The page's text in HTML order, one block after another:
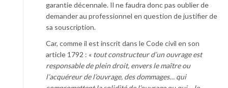
garantie décennale. Il ne faudra donc pas oublier de
demander au professionnel en question de justifier de
sa souscription.
Car, comme il est inscrit dans le Code civil en son
article 1792 : « tout constructeur d’un ouvrage est
responsable de plein droit, envers le maître ou
l’acquéreur de l’ouvrage, des dommages… qui